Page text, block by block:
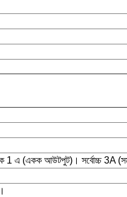
1 এ (একক আউটপুট)। সর্বোচ্চ 3A